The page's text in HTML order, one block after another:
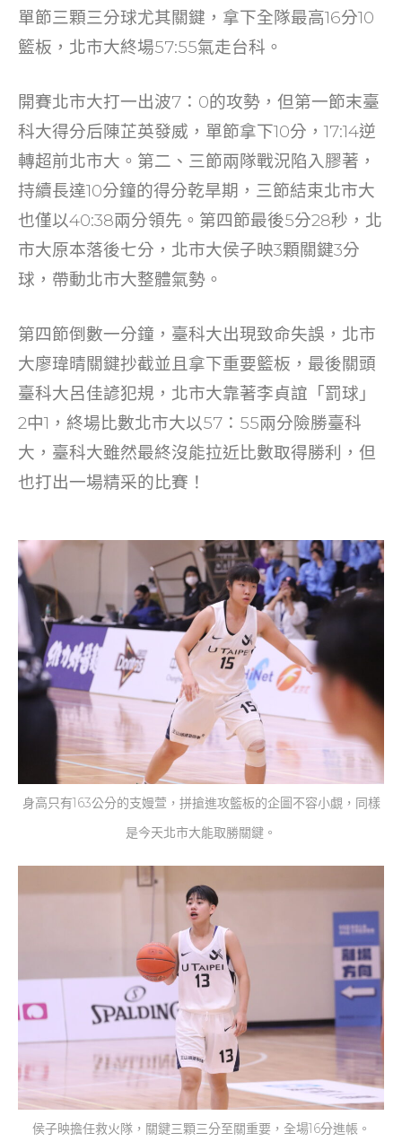
單節三顆三分球尤其關鍵，拿下全隊最高16分10
籃板，北市大終場57:55氣走台科。
開賽北市大打一出波7：0的攻勢，但第一節末臺
科大得分后陳芷英發威，單節拿下10分，17:14逆
轉超前北市大。第二、三節兩隊戰況陷入膠著，
持續長達10分鐘的得分乾旱期，三節結束北市大
也僅以40:38兩分領先。第四節最後5分28秒，北
市大原本落後七分，北市大侯子映3顆關鍵3分
球，帶動北市大整體氣勢。
第四節倒數一分鐘，臺科大出現致命失誤，北市
大廖瑋晴關鍵抄截並且拿下重要籃板，最後關頭
臺科大呂佳諺犯規，北市大靠著李貞誼「罰球」
2中1，終場比數北市大以57：55兩分險勝臺科
大，臺科大雖然最終沒能拉近比數取得勝利，但
也打出一場精采的比賽！
身高只有163公分的支嫚萱，拼搶進攻籃板的企圖不容小覷，同樣
是今天北市大能取勝關鍵。
侯子映擔任救火隊，關鍵三顆三分至關重要，全場16分進帳。